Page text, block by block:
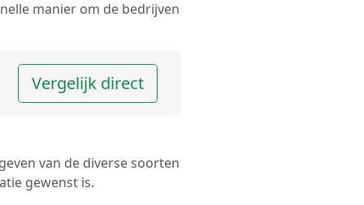
manier om de bedrijven
Vergelijk direct
van de diverse soorten
gewenst is.